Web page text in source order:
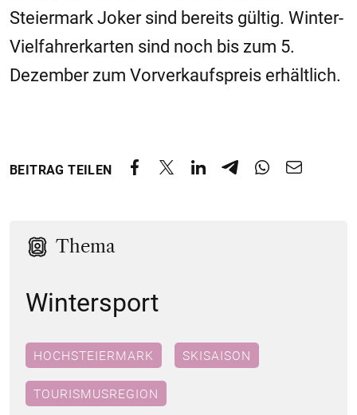
Steiermark Joker sind bereits gültig. Winter-
Vielfahrerkarten sind noch bis zum 5.
Dezember zum Vorverkaufspreis erhältlich.
BEITRAG TEILEN
Thema
Wintersport
HOCHSTEIERMARK SKISAISON
TOURISMUSREGION